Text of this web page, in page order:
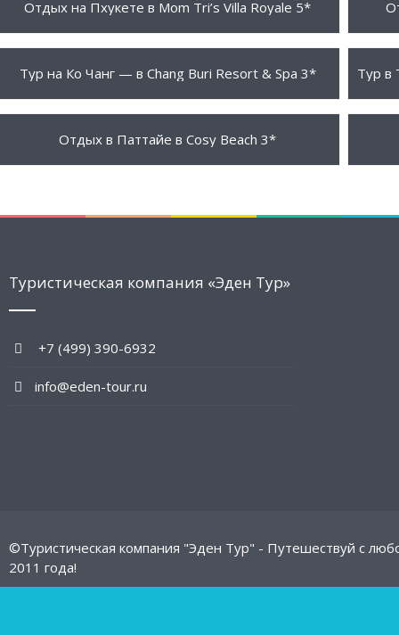
Отдых на Пхукете в Mom Tri’s Villa Royale 5*
190 $ ПОДРОБНЕЕ
Тур на Ко Чанг — в Chang Buri Resort & Spa 3*
ПОДРОБНЕЕ
Отдых в Паттайе в Cosy Beach 3*
Туристическая компания «Эден Тур»
+7 (499) 390-6932
info@eden-tour.ru
©Туристическая компания "Эден Тур" - Путешествуй с
2011 года!